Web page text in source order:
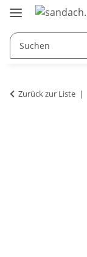
Zurück zur Liste